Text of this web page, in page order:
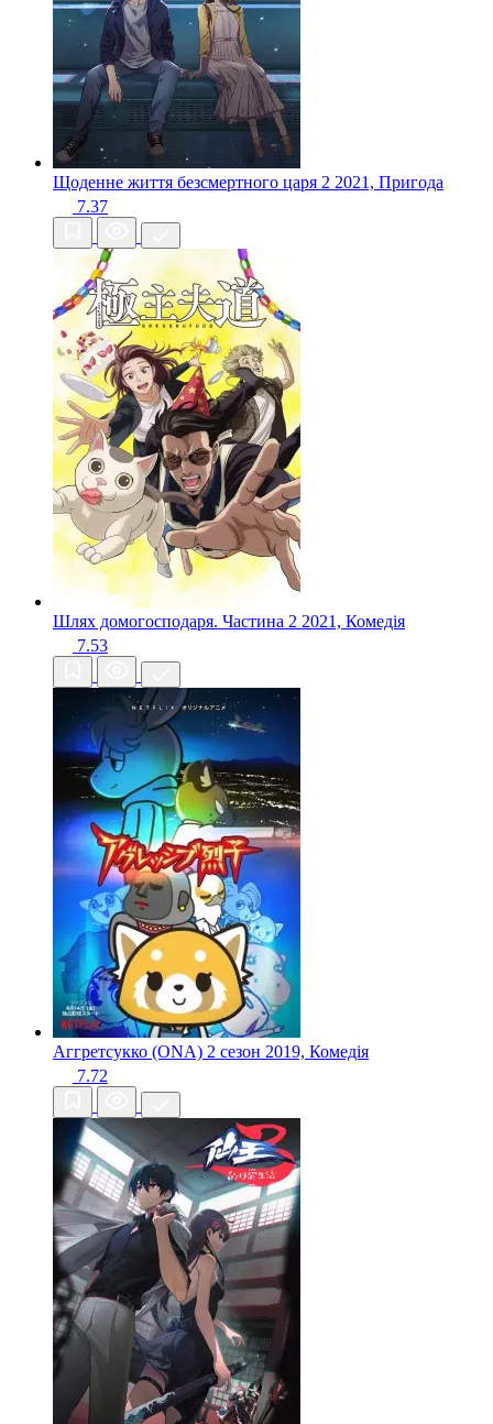
Щоденне життя безсмертного царя 2 2021, Пригода
7.37
Шлях домогосподаря. Частина 2 2021, Комедія
7.53
Аггретсукко (ONA) 2 сезон 2019, Комедія
7.72